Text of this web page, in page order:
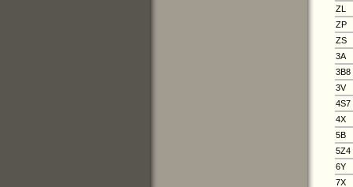
ZL
ZP
ZS
3A
3B8
3V
4S7
4X
5B
5Z4
6Y
7X